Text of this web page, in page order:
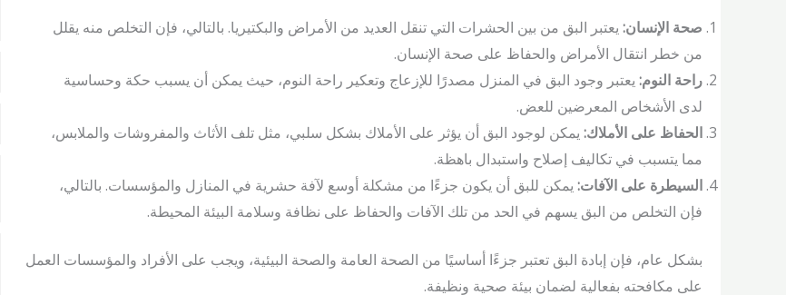
صحة الإنسان: يعتبر البق من بين الحشرات التي تنقل العديد من الأمراض والبكتيريا. بالتالي، فإن التخلص منه يقلل
من خطر انتقال الأمراض والحفاظ على صحة الإنسان.
راحة النوم: يعتبر وجود البق في المنزل مصدرًا للإزعاج وتعكير راحة النوم، حيث يمكن أن يسبب حكة وحساسية
لدى الأشخاص المعرضين للعض.
الحفاظ على الأملاك: يمكن لوجود البق أن يؤثر على الأملاك بشكل سلبي، مثل تلف الأثاث والمفروشات والملابس،
مما يتسبب في تكاليف إصلاح واستبدال باهظة.
السيطرة على الآفات: يمكن للبق أن يكون جزءًا من مشكلة أوسع لآفة حشرية في المنازل والمؤسسات. بالتالي،
فإن التخلص من البق يسهم في الحد من تلك الآفات والحفاظ على نظافة وسلامة البيئة المحيطة.
بشكل عام، فإن إبادة البق تعتبر جزءًا أساسيًا من الصحة العامة والصحة البيئية، ويجب على الأفراد والمؤسسات العمل
على مكافحته بفعالية لضمان بيئة صحية ونظيفة.